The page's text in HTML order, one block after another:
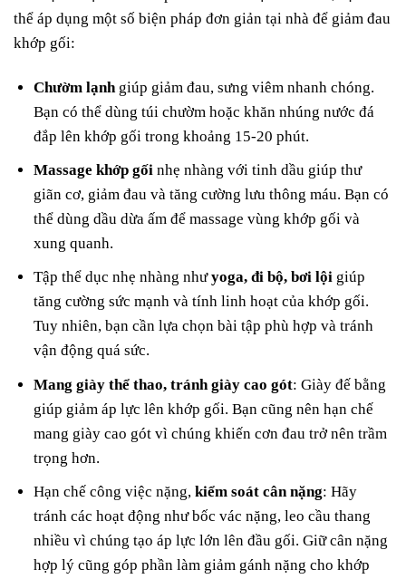
thể áp dụng một số biện pháp đơn giản tại nhà để giảm đau
khớp gối:
Chườm lạnhgiúp giảm đau, sưng viêm nhanh chóng.
Bạn có thể dùng túi chườm hoặc khăn nhúng nước đá
đắp lên khớp gối trong khoảng 15-20 phút.
Massage khớp gối nhẹ nhàng với tinh dầu giúp thư
giãn cơ, giảm đau và tăng cường lưu thông máu. Bạn có
thể dùng dầu dừa ấm để massage vùng khớp gối và
xung quanh.
Tập thể dục nhẹ nhàng nhưyoga, đi bộ, bơi lội giúp
tăng cường sức mạnh và tính linh hoạt của khớp gối.
Tuy nhiên, bạn cần lựa chọn bài tập phù hợp và tránh
vận động quá sức.
Mang giày thể thao, tránh giày cao gót: Giày đế bằng
giúp giảm áp lực lên khớp gối. Bạn cũng nên hạn chế
mang giày cao gót vì chúng khiến cơn đau trở nên trầm
trọng hơn.
Hạn chế công việc nặng,kiểm soát cân nặng: Hãy
tránh các hoạt động như bốc vác nặng, leo cầu thang
nhiều vì chúng tạo áp lực lớn lên đầu gối. Giữ cân nặng
hợp lý cũng góp phần làm giảm gánh nặng cho khớp